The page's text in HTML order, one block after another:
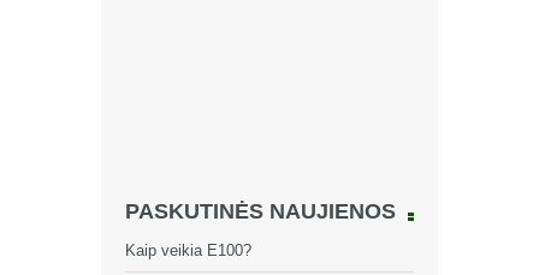
PASKUTINĖS NAUJIENOS
Kaip veikia E100?